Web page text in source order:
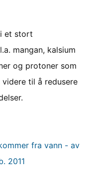
et stort
mangan, kalsium
og protoner som
til å redusere
fra vann - av
2011